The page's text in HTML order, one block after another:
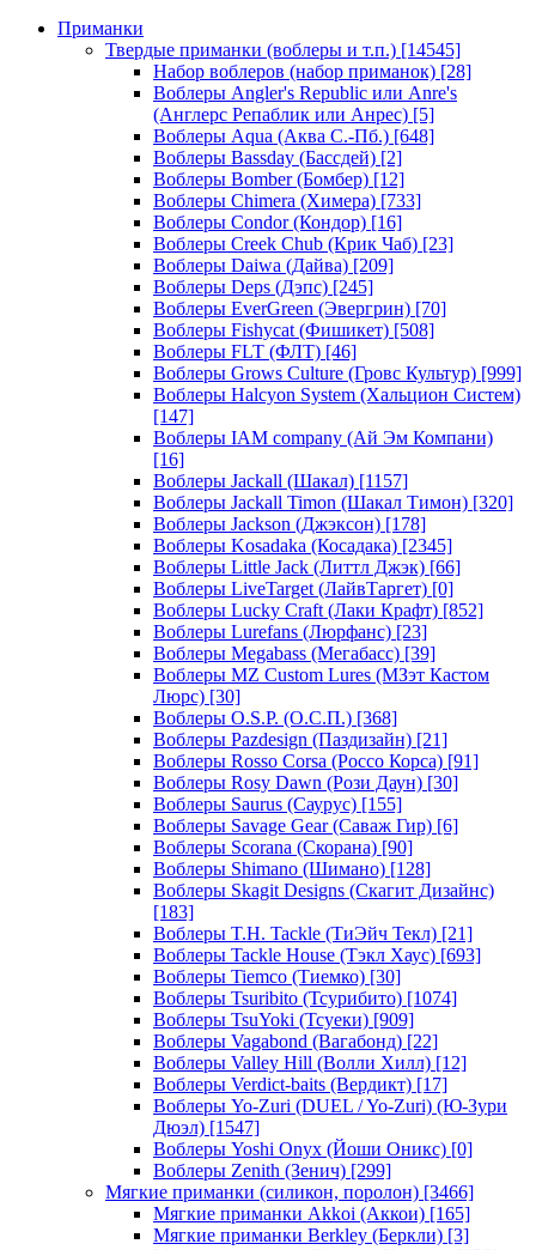
Приманки
Твердые приманки (воблеры и т.п.) [14545]
Набор воблеров (набор приманок) [28]
Воблеры Angler's Republic или Anre's
(Англерс Репаблик или Анрес) [5]
Воблеры Aqua (Аква С.-Пб.) [648]
Воблеры Bassday (Бассдей) [2]
Воблеры Bomber (Бомбер) [12]
Воблеры Chimera (Химера) [733]
Воблеры Condor (Кондор) [16]
Воблеры Creek Chub (Крик Чаб) [23]
Воблеры Daiwa (Дайва) [209]
Воблеры Deps (Дэпс) [245]
Воблеры EverGreen (Эвергрин) [70]
Воблеры Fishycat (Фишикет) [508]
Воблеры FLT (ФЛТ) [46]
Воблеры Grows Culture (Гровс Культур) [999]
Воблеры Halcyon System (Хальцион Систем)
[147]
Воблеры IAM company (Ай Эм Компани)
[16]
Воблеры Jackall (Шакал) [1157]
Воблеры Jackall Timon (Шакал Тимон) [320]
Воблеры Jackson (Джэксон) [178]
Воблеры Kosadaka (Косадака) [2345]
Воблеры Little Jack (Литтл Джэк) [66]
Воблеры LiveTarget (ЛайвТаргет) [0]
Воблеры Lucky Craft (Лаки Крафт) [852]
Воблеры Lurefans (Люрфанс) [23]
Воблеры Megabass (Мегабасс) [39]
Воблеры MZ Custom Lures (МЗэт Кастом
Люрс) [30]
Воблеры O.S.P. (О.С.П.) [368]
Воблеры Pazdesign (Паздизайн) [21]
Воблеры Rosso Corsa (Россо Корса) [91]
Воблеры Rosy Dawn (Рози Даун) [30]
Воблеры Saurus (Саурус) [155]
Воблеры Savage Gear (Саваж Гир) [6]
Воблеры Scorana (Скорана) [90]
Воблеры Shimano (Шимано) [128]
Воблеры Skagit Designs (Скагит Дизайнс)
[183]
Воблеры T.H. Tackle (ТиЭйч Текл) [21]
Воблеры Tackle House (Тэкл Хаус) [693]
Воблеры Tiemco (Тиемко) [30]
Воблеры Tsuribito (Тсурибито) [1074]
Воблеры TsuYoki (Тсуеки) [909]
Воблеры Vagabond (Вагабонд) [22]
Воблеры Valley Hill (Волли Хилл) [12]
Воблеры Verdict-baits (Вердикт) [17]
Воблеры Yo-Zuri (DUEL / Yo-Zuri) (Ю-Зури
Дюэл) [1547]
Воблеры Yoshi Onyx (Йоши Оникс) [0]
Воблеры Zenith (Зенич) [299]
Мягкие приманки (силикон, поролон) [3466]
Мягкие приманки Akkoi (Аккои) [165]
Мягкие приманки Berkley (Беркли) [3]